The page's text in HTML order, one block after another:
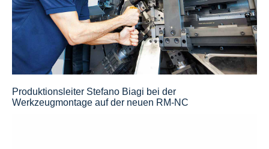
Produktionsleiter Stefano Biagi bei der
Werkzeugmontage auf der neuen RM-NC